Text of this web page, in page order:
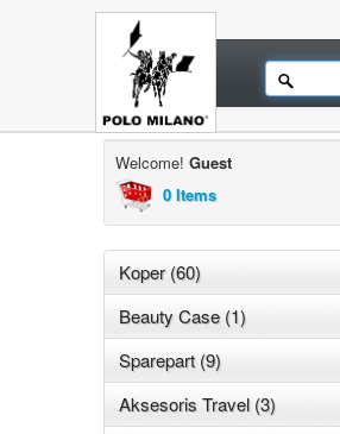
Welcome! Guest
0 Items
Koper (60)
Beauty Case (1)
Sparepart (9)
Aksesoris Travel (3)